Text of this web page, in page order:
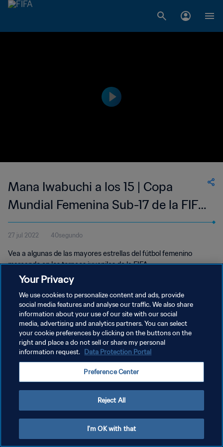
Mana Iwabuchi a los 15 | Copa
Mundial Femenina Sub-17 de la FIFA
Nueva Zelanda 2008™
27 jul 2022 40segundo
Vea a algunas de las mayores estrellas del fútbol femenino
marcando en los torneos juveniles de la FIFA.
POLÍTICA DE PRIVACIDAD
TÉRMINOS DE SERVICIO
AJUSTAR LA CONFIGURACIÓN DE LAS COOKIES
Your Privacy
We use cookies to personalize content and ads, provide
social media features and analyse our traffic. We also share
information about your use of our site with our social
media, advertising and analytics partners. You can select
your cookie preferences by clicking on the buttons on the
right and place a do not sell or share my personal
information request. Data Protection Portal
Preference Center
Reject All
I'm OK with that